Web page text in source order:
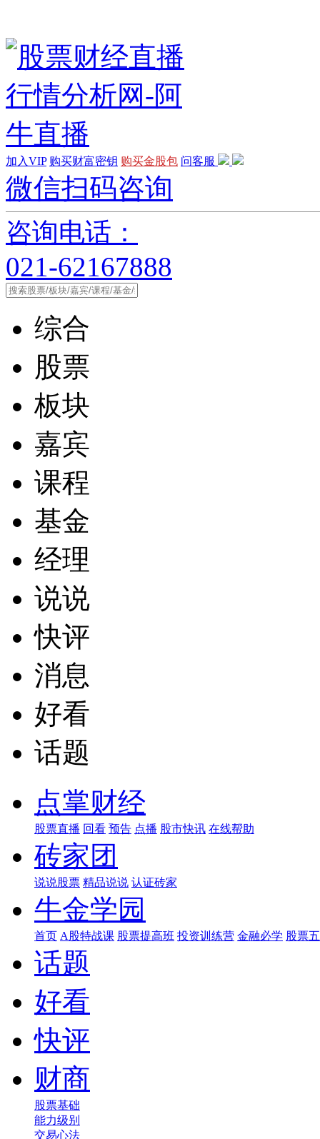
加入VIP 购买财富密钥 购买金股包 问客服
微信扫码咨询
咨询电话：
021-62167888
综合
股票
板块
嘉宾
课程
基金
经理
说说
快评
消息
好看
话题
点掌财经
股票直播 回看 预告 点播 股市快讯 在线帮助
砖家团
说说股票 精品说说 认证砖家
牛金学园
首页 A股特战课 股票提高班 投资训练营 金融必学 股票
话题
好看
快评
财商
股票基础
能力级别
交易心法